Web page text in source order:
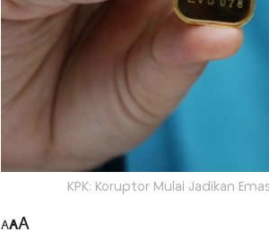
KPK: Koruptor Mulai Jadikan
AAA